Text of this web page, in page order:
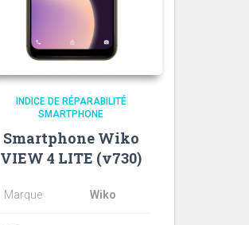
INDICE DE RÉPARABILITÉ
SMARTPHONE
Smartphone Wiko
VIEW 4 LITE (v730)
Marque Wiko